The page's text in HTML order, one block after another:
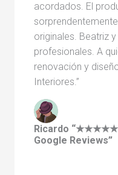
acordados. El
originales. Beatriz
profesionales. A
renovación y
Interiores.”
Ricardo
Google Reviews”